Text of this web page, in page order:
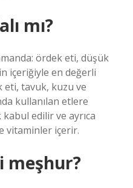
mı?
ördek eti, düşük
içeriğiyle en değerli
eti, tavuk, kuzu ve
kullanılan etlere
edilir ve ayrıca
vitaminler içerir.
meşhur?